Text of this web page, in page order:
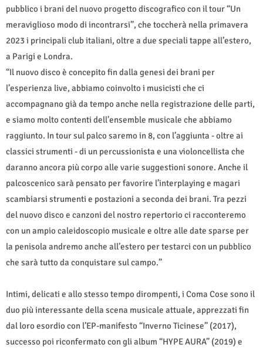
pubblico i brani del nuovo progetto discografico con il tour “Un
meraviglioso modo di incontrarsi”, che toccherà nella primavera
2023 i principali club italiani, oltre a due speciali tappe all’estero,
a Parigi e Londra.
“Il nuovo disco è concepito fin dalla genesi dei brani per
l’esperienza live, abbiamo coinvolto i musicisti che ci
accompagnano già da tempo anche nella registrazione delle parti,
e siamo molto contenti dell’ensemble musicale che abbiamo
raggiunto. In tour sul palco saremo in 8, con l’aggiunta - oltre ai
classici strumenti - di un percussionista e una violoncellista che
daranno ancora più corpo alle varie suggestioni sonore. Anche il
palcoscenico sarà pensato per favorire l’interplaying e magari
scambiarsi strumenti e postazioni a seconda dei brani. Tra pezzi
del nuovo disco e canzoni del nostro repertorio ci racconteremo
con un ampio caleidoscopio musicale e oltre alle date sparse per
la penisola andremo anche all’estero per testarci con un pubblico
che sarà tutto da conquistare sul campo.”
Intimi, delicati e allo stesso tempo dirompenti, i Coma Cose sono il
duo più interessante della scena musicale attuale, apprezzati fin
dal loro esordio con l’EP-manifesto “Inverno Ticinese” (2017),
successo poi riconfermato con gli album “HYPE AURA” (2019) e